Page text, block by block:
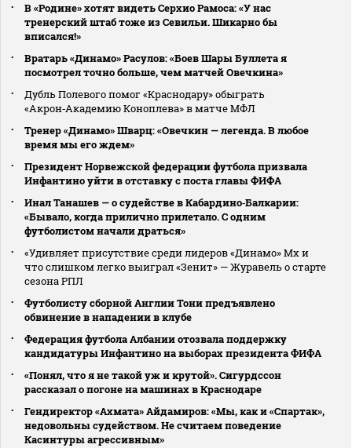
В «Родине» хотят видеть Серхио Рамоса: «У нас
тренерский штаб тоже из Севильи. Шикарно бы
вписался!»
Вратарь «Динамо» Расулов: «Боев Шары Буллета я
посмотрел точно больше, чем матчей Овечкина»
Дубль Полевого помог «Краснодару» обыграть
«Акрон‑Академию Коноплева» в матче МФЛ
Тренер «Динамо» Шварц: «Овечкин — легенда. В любое
время мы его ждем»
Президент Норвежской федерации футбола призвала
Инфантино уйти в отставку с поста главы ФИФА
Инал Танашев — о судействе в Кабардино‑Балкарии:
«Бывало, когда прилично прилетало. С одним
футболистом начали драться»
«Удивляет присутствие среди лидеров «Динамо» Мх и
что слишком легко выиграл «Зенит» — Журавель о старте
сезона РПЛ
Футболисту сборной Англии Тони предъявлено
обвинение в нападении в клубе
Федерация футбола Албании отозвала поддержку
кандидатуры Инфантино на выборах президента ФИФА
«Понял, что я не такой уж и крутой». Сигурдссон
рассказал о погоне на машинах в Краснодаре
Гендиректор «Ахмата» Айдамиров: «Мы, как и «Спартак»,
недовольны судейством. Не считаем поведение
Касинтуры агрессивным»